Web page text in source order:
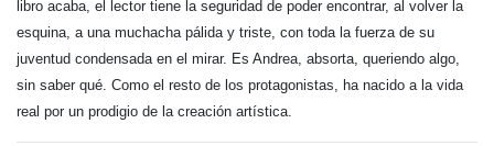
libro acaba, el lector tiene la seguridad de poder encontrar, al volver la
esquina, a una muchacha pálida y triste, con toda la fuerza de su
juventud condensada en el mirar. Es Andrea, absorta, queriendo algo,
sin saber qué. Como el resto de los protagonistas, ha nacido a la vida
real por un prodigio de la creación artística.